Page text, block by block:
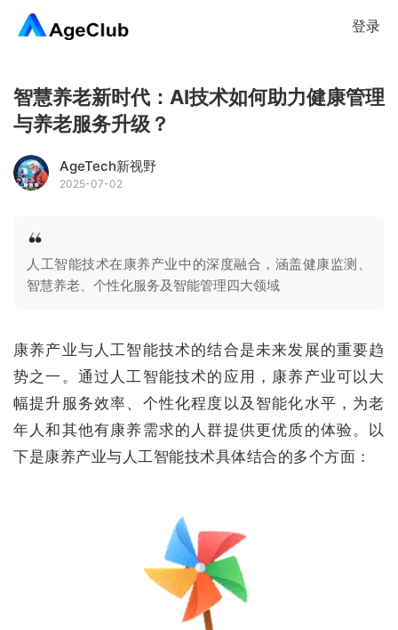
登录
智慧养老新时代：AI技术如何助力健康管理
与养老服务升级？
AgeTech新视野
2025-07-02
人工智能技术在康养产业中的深度融合，涵盖健康监测、
智慧养老、个性化服务及智能管理四大领域
康养产业与人工智能技术的结合是未来发展的重要趋
势之一。通过人工智能技术的应用，康养产业可以大
幅提升服务效率、个性化程度以及智能化水平，为老
年人和其他有康养需求的人群提供更优质的体验。以
下是康养产业与人工智能技术具体结合的多个方面：